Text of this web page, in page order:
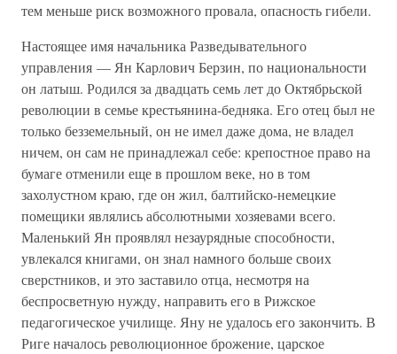
тем меньше риск возможного провала, опасность гибели.
Настоящее имя начальника Разведывательного
управления — Ян Карлович Берзин, по национальности
он латыш. Родился за двадцать семь лет до Октябрьской
революции в семье крестьянина-бедняка. Его отец был не
только безземельный, он не имел даже дома, не владел
ничем, он сам не принадлежал себе: крепостное право на
бумаге отменили еще в прошлом веке, но в том
захолустном краю, где он жил, балтийско-немецкие
помещики являлись абсолютными хозяевами всего.
Маленький Ян проявлял незаурядные способности,
увлекался книгами, он знал намного больше своих
сверстников, и это заставило отца, несмотря на
беспросветную нужду, направить его в Рижское
педагогическое училище. Яну не удалось его закончить. В
Риге началось революционное брожение, царское